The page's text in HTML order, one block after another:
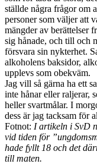
ställde några frågor om
personer som väljer att
mängder av berättelser
sig hånade, och till och
försvara sin nykterhet.
alkoholens baksidor,
upplevs som obekväm.
Jag vill så gärna ha ett
inte hånar eller raljerar,
heller svartmålar. I
dess är jag tacksam för
Fotnot: I artikeln i SvD
vid tiden för
hade fyllt 18 och det
till maten.